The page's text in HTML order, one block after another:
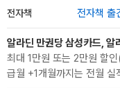
전자책 전자책 출
알라딘 만권당 삼성카드,
최대 1만원 또는 2만원 할
급월 +1개월까지는 전월